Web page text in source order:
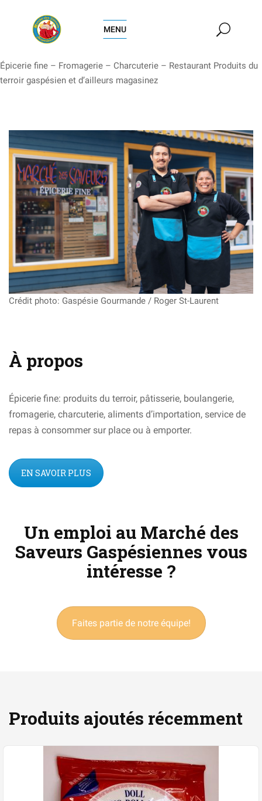
MENU
Épicerie fine – Fromagerie – Charcuterie – Restaurant Produits du
terroir gaspésien et d’ailleurs magasinez
Crédit photo: Gaspésie Gourmande / Roger St-Laurent
À propos
Épicerie fine: produits du terroir, pâtisserie, boulangerie,
fromagerie, charcuterie, aliments d’importation, service de
repas à consommer sur place ou à emporter.
EN SAVOIR PLUS
Un emploi au Marché des
Saveurs Gaspésiennes vous
intéresse ?
Faites partie de notre équipe!
Produits ajoutés récemment